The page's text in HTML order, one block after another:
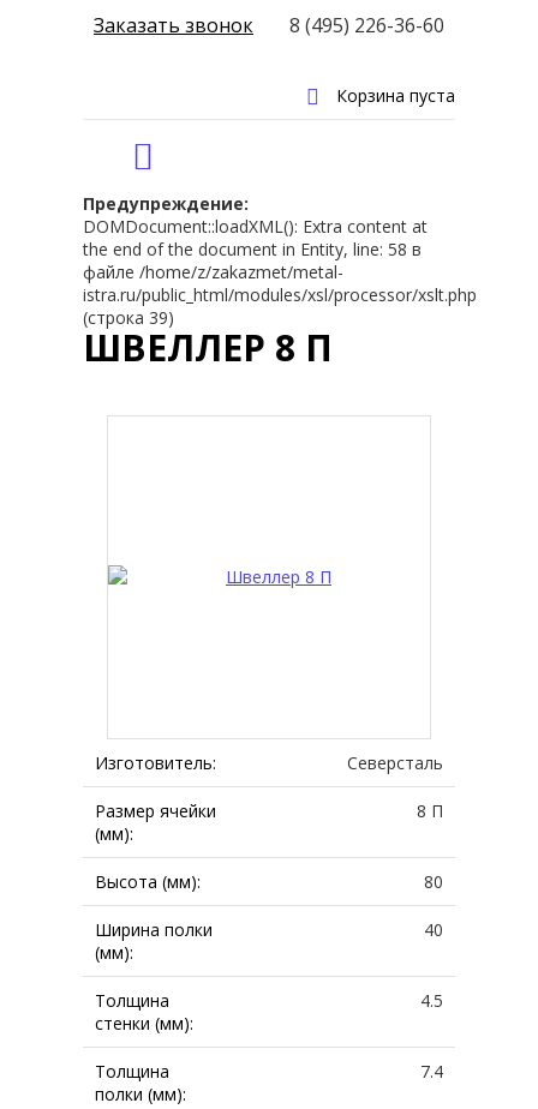
Предупреждение:
DOMDocument::loadXML(): Extra content at
the end of the document in Entity, line: 58 в
файле /home/z/zakazmet/metal-
istra.ru/public_html/modules/xsl/processor/xslt.php
(строка 39)
ШВЕЛЛЕР 8 П
Изготовитель: Северсталь
Размер ячейки
(мм):
8 П
Высота (мм): 80
Ширина полки
(мм):
40
Толщина
стенки (мм):
4.5
Толщина
полки (мм):
7.4
Заказать звонок 8 (495) 226-36-60
Корзина пуста